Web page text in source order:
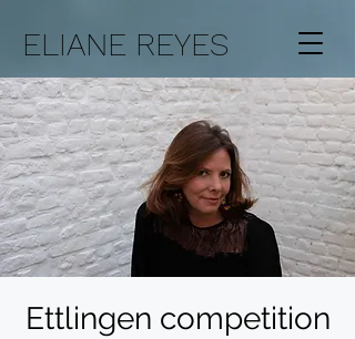
ELIANE REYES
Ettlingen competition